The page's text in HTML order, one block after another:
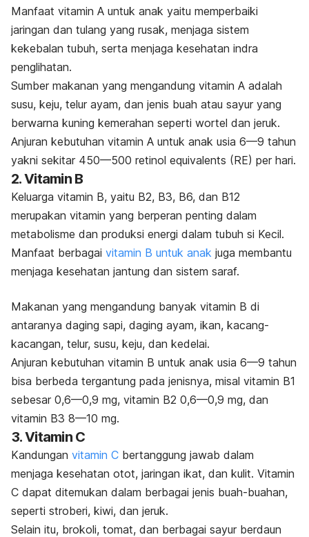
Manfaat vitamin A untuk anak yaitu memperbaiki
jaringan dan tulang yang rusak, menjaga sistem
kekebalan tubuh, serta menjaga kesehatan indra
penglihatan.
Sumber makanan yang mengandung vitamin A adalah
susu, keju, telur ayam, dan jenis buah atau sayur yang
berwarna kuning kemerahan seperti wortel dan jeruk.
Anjuran kebutuhan vitamin A untuk anak usia 6—9 tahun
yakni sekitar 450—500 retinol equivalents (RE) per hari.
2. Vitamin B
Keluarga vitamin B, yaitu B2, B3, B6, dan B12
merupakan vitamin yang berperan penting dalam
metabolisme dan produksi energi dalam tubuh si Kecil.
Manfaat berbagai vitamin B untuk anak juga membantu
menjaga kesehatan jantung dan sistem saraf.
Makanan yang mengandung banyak vitamin B di
antaranya daging sapi, daging ayam, ikan, kacang-
kacangan, telur, susu, keju, dan kedelai.
Anjuran kebutuhan vitamin B untuk anak usia 6—9 tahun
bisa berbeda tergantung pada jenisnya, misal vitamin B1
sebesar 0,6—0,9 mg, vitamin B2 0,6—0,9 mg, dan
vitamin B3 8—10 mg.
3. Vitamin C
Kandungan vitamin C bertanggung jawab dalam
menjaga kesehatan otot, jaringan ikat, dan kulit. Vitamin
C dapat ditemukan dalam berbagai jenis buah-buahan,
seperti stroberi, kiwi, dan jeruk.
Selain itu, brokoli, tomat, dan berbagai sayur berdaun